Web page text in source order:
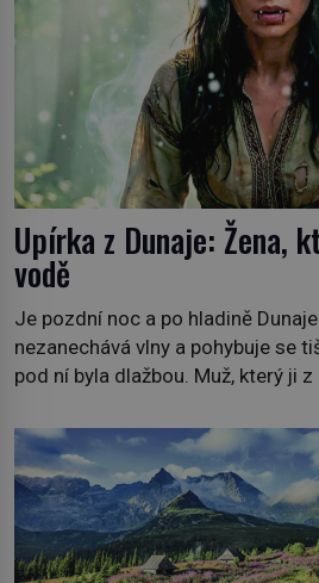
Upírka z Dunaje: Žena,
vodě
Je pozdní noc a po hladině
nezanechává vlny a pohybuje se
pod ní byla dlažbou. Muž, který ji
mrtvá celé století. Vesnice
Srbsku má s upíry nevyřízené